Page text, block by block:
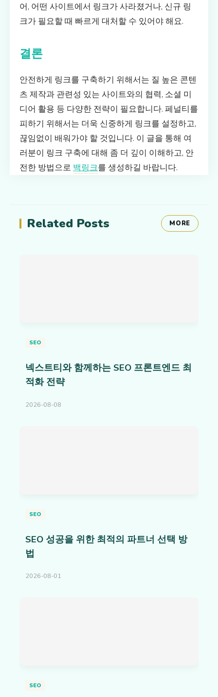
어, 어떤 사이트에서 링크가 사라졌거나, 신규 링
크가 필요할 때 빠르게 대처할 수 있어야 해요.
결론
안전하게 링크를 구축하기 위해서는 질 높은 콘텐
츠 제작과 관련성 있는 사이트와의 협력, 소셜 미
디어 활용 등 다양한 전략이 필요합니다. 페널티를
피하기 위해서는 더욱 신중하게 링크를 설정하고,
끊임없이 배워가야 할 것입니다. 이 글을 통해 여
러분이 링크 구축에 대해 좀 더 깊이 이해하고, 안
전한 방법으로 백링크를 생성하길 바랍니다.
Related Posts MORE
SEO
넥스트티와 함께하는 SEO 프론트엔드 최
적화 전략
2026-08-08
SEO
SEO 성공을 위한 최적의 파트너 선택 방
법
2026-08-01
SEO